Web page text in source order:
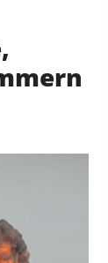
Schutz